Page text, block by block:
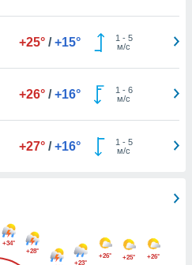
+25° / +15° 1 - 5
м/с
+26° / +16° 1 - 6
м/с
+27° / +16° 1 - 5
м/с
+34°
+28°
+23°
+26° +25° +26°